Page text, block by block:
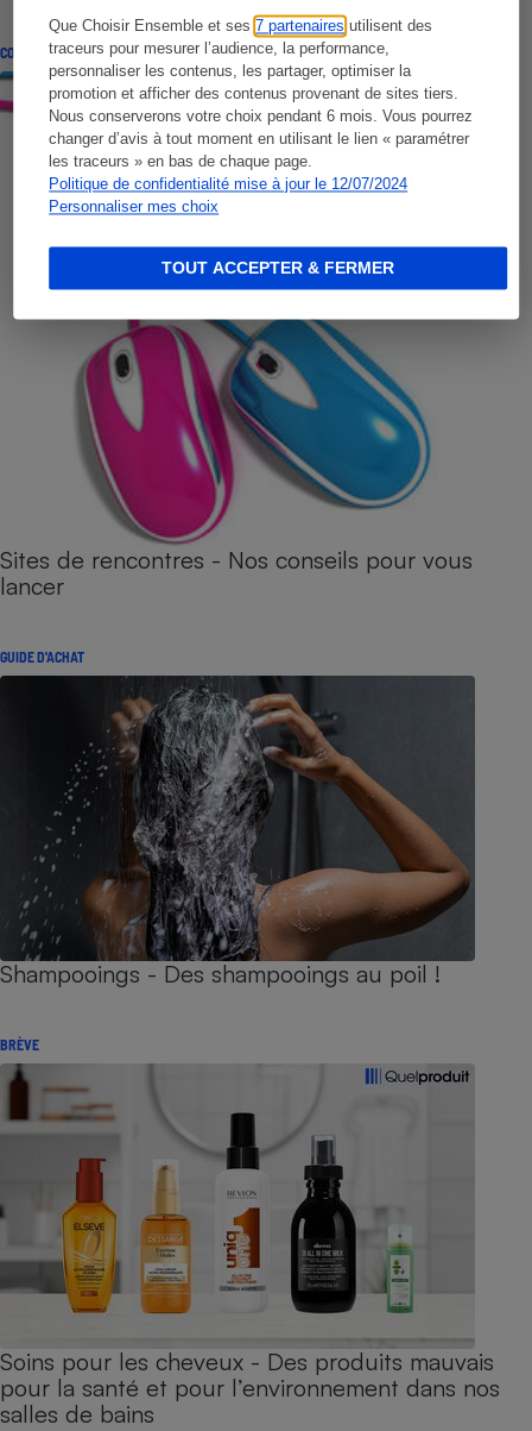
Que Choisir Ensemble et ses7 partenaires utilisent des
traceurs pour mesurer l’audience, la performance,
personnaliser les contenus, les partager, optimiser la
promotion et afficher des contenus provenant de sites tiers.
Nous conserverons votre choix pendant 6 mois. Vous pourrez
changer d’avis à tout moment en utilisant le lien « paramétrer
les traceurs » en bas de chaque page.
Politique de confidentialité mise à jour le 12/07/2024
Personnaliser mes choix
TOUT ACCEPTER & FERMER
CONSEILS
Sites de rencontres - Nos conseils pour vous
lancer
GUIDE D'ACHAT
Shampooings - Des shampooings au poil !
BRÈVE
Soins pour les cheveux - Des produits mauvais
pour la santé et pour l’environnement dans nos
salles de bains